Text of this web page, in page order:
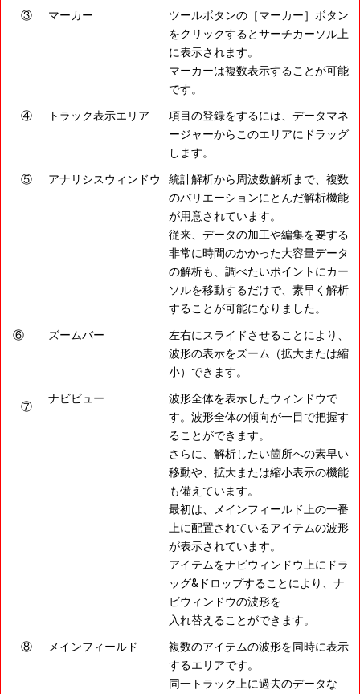
③ マーカー
ツールボタンの［マーカー］ボタン
をクリックするとサーチカーソル上
に表示されます。
マーカーは複数表示することが可能
です。
④ トラック表示エリア
項目の登録をするには、データマネ
ージャーからこのエリアにドラッグ
します。
⑤ アナリシスウィンドウ
統計解析から周波数解析まで、複数
のバリエーションにとんだ解析機能
が用意されています。
従来、データの加工や編集を要する
非常に時間のかかった大容量データ
の解析も、調べたいポイントにカー
ソルを移動するだけで、素早く解析
することが可能になりました。
⑥ ズームバー
左右にスライドさせることにより、
波形の表示をズーム（拡大または縮
小）できます。
⑦
ナビビュー
波形全体を表示したウィンドウで
す。波形全体の傾向が一目で把握す
ることができます。
さらに、解析したい箇所への素早い
移動や、拡大または縮小表示の機能
も備えています。
最初は、メインフィールド上の一番
上に配置されているアイテムの波形
が表示されています。
アイテムをナビウィンドウ上にドラ
ッグ&ドロップすることにより、ナ
ビウィンドウの波形を
入れ替えることができます。
⑧ メインフィールド
複数のアイテムの波形を同時に表示
するエリアです。
同一トラック上に過去のデータな